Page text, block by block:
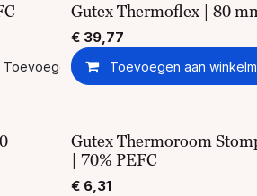
Toevoegen aan verlanglijst
Gutex Thermoflex | 80
€ 39,77
Toevoegen aan
Gutex Thermoroom
| 70% PEFC
€ 6,31